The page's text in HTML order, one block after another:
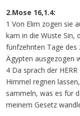
2.Mose 16,1.4:
1 Von Elim zogen sie
kam in die Wüste Sin,
fünfzehnten Tage
Ägypten ausgezogen
4 Da sprach der
Himmel regnen
sammeln, was es für
meinem Gesetz